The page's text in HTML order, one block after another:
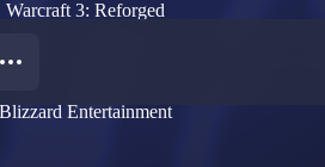
Warcraft 3: Reforged
Blizzard Entertainment